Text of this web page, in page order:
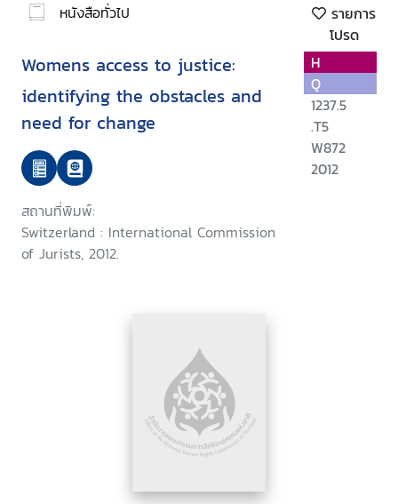
หนังสือทั่วไป
รายการ
โปรด
Womens access to justice:
identifying the obstacles and
need for change
สถานที่พิมพ์:
Switzerland : International Commission
of Jurists, 2012.
H
Q
1237.5
.T5
W872
2012